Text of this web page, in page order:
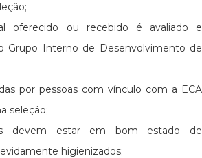
oferecido ou recebido é avaliado e
Grupo Interno de Desenvolvimento de
por pessoas com vínculo com a ECA
seleção;
devem estar em bom estado de
higienizados;